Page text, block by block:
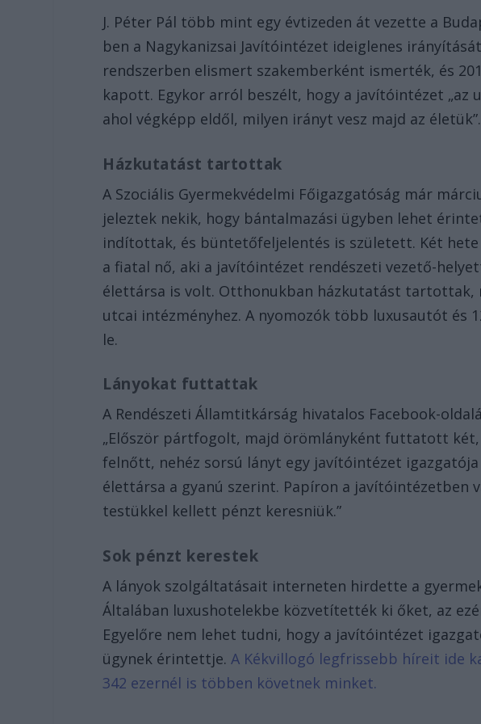
J. Péter Pál több mint egy évtizeden át vezette a
ben a Nagykanizsai Javítóintézet ideiglenes
rendszerben elismert szakemberként ismerték, és
kapott. Egykor arról beszélt, hogy a javítóintézet „az
ahol végképp eldől, milyen irányt vesz majd az életük”.
Házkutatást tartottak
A Szociális Gyermekvédelmi Főigazgatóság már
jeleztek nekik, hogy bántalmazási ügyben lehet
indítottak, és büntetőfeljelentés is született. Két
a fiatal nő, aki a javítóintézet rendészeti vezető-
élettársa is volt. Otthonukban házkutatást tartottak,
utcai intézményhez. A nyomozók több luxusautót és
le.
Lányokat futtattak
A Rendészeti Államtitkárság hivatalos Facebook-
„Először pártfogolt, majd örömlányként futtatott
felnőtt, nehéz sorsú lányt egy javítóintézet
élettársa a gyanú szerint. Papíron a javítóintézetben
testükkel kellett pénzt keresniük.”
Sok pénzt kerestek
A lányok szolgáltatásait interneten hirdette a
Általában luxushotelekbe közvetítették ki őket, az
Egyelőre nem lehet tudni, hogy a javítóintézet
ügynek érintettje.A Kékvillogó legfrissebb híreit ide
342 ezernél is többen követnek minket.